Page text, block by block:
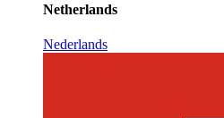
Netherlands
Nederlands